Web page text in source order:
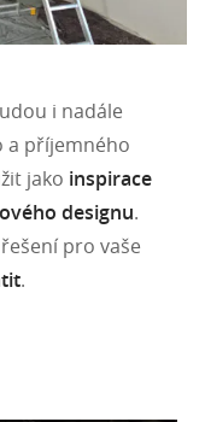
i nadále
a příjemného
jako inspirace
designu.
pro vaše
.